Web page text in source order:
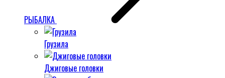
РЫБАЛКА
Грузила
Джиговые головки